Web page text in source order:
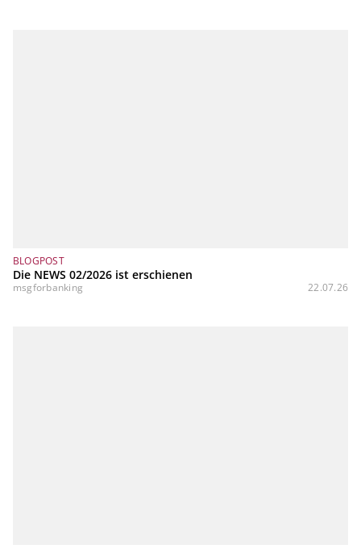
BLOGPOST
Die NEWS 02/2026 ist erschienen
msgforbanking 22.07.26